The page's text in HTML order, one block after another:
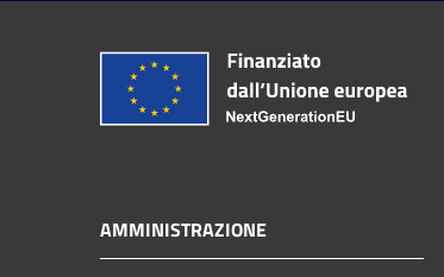
AMMINISTRAZIONE